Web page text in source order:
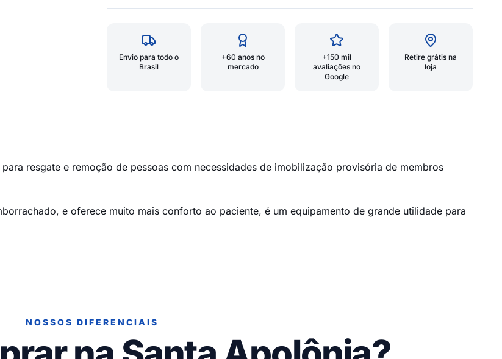
Envio para todo o
Brasil
+60 anos no
mercado
+150 mil
avaliações no
Google
Retire grátis na
loja
resgate e remoção de pessoas com necessidades de imobilização provisória de membros
e oferece muito mais conforto ao paciente, é um equipamento de grande utilidade para
NOSSOS DIFERENCIAIS